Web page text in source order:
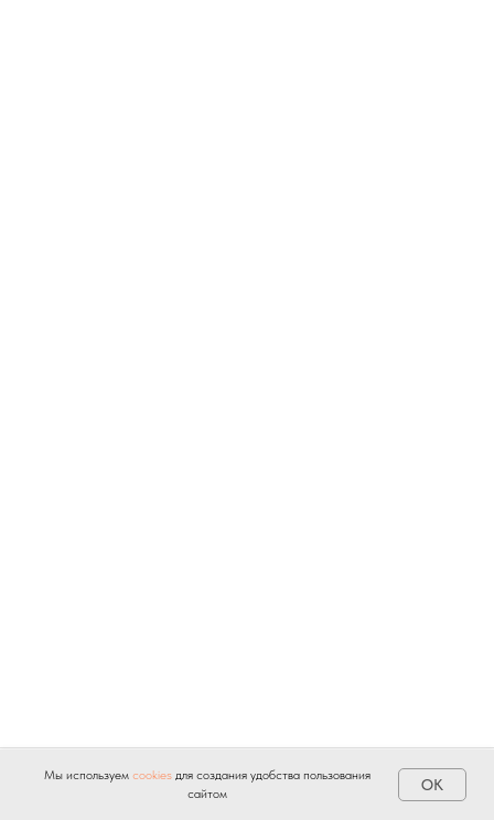
Каталог
Мы используем cookies для создания удобства пользования
сайтом
OK